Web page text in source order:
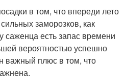
в том, что впереди лето
заморозков, как
саженца есть запас времени
вероятностью успешно
важный плюс в том, что